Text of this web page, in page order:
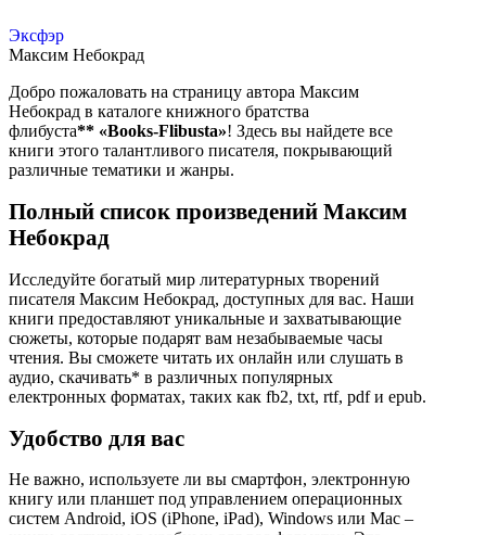
Эксфэр
Максим Небокрад
Добро пожаловать на страницу автора Максим
Небокрад в каталоге книжного братства
флибуста** «Books-Flibusta»! Здесь вы найдете все
книги этого талантливого писателя, покрывающий
различные тематики и жанры.
Полный список произведений Максим
Небокрад
Исследуйте богатый мир литературных творений
писателя Максим Небокрад, доступных для вас. Наши
книги предоставляют уникальные и захватывающие
сюжеты, которые подарят вам незабываемые часы
чтения. Вы сможете читать их онлайн или слушать в
аудио, скачивать* в различных популярных
електронных форматах, таких как fb2, txt, rtf, pdf и epub.
Удобство для вас
Не важно, используете ли вы смартфон, электронную
книгу или планшет под управлением операционных
систем Android, iOS (iPhone, iPad), Windows или Mac –